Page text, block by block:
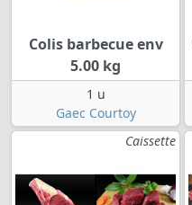
Colis barbecue env
5.00 kg
1 u
Gaec Courtoy
Caissette